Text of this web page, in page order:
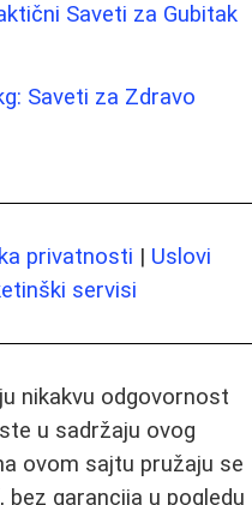
Saveti za Gubitak
Saveti za Zdravo
privatnosti | Uslovi
servisi
nikakvu odgovornost
u sadržaju ovog
ovom sajtu pružaju se
bez garancija u pogledu